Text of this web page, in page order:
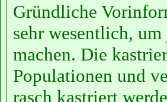
Gründliche
sehr wesentlich,
machen. Die
Populationen und
rasch kastriert